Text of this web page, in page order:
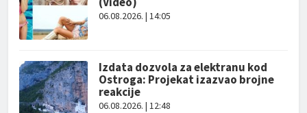
06.08.2026. | 14:05
Izdata dozvola za elektranu kod
Ostroga: Projekat izazvao brojne
reakcije
06.08.2026. | 12:48